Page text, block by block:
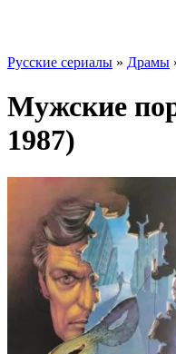
Русские сериалы » Драмы
Мужские
1987)